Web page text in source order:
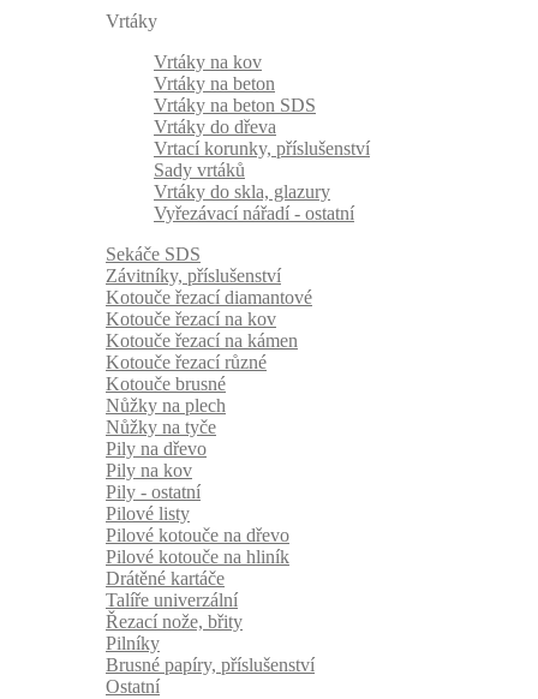
Vrtáky
Vrtáky na kov
Vrtáky na beton
Vrtáky na beton SDS
Vrtáky do dřeva
Vrtací korunky, příslušenství
Sady vrtáků
Vrtáky do skla, glazury
Vyřezávací nářadí - ostatní
Sekáče SDS
Závitníky, příslušenství
Kotouče řezací diamantové
Kotouče řezací na kov
Kotouče řezací na kámen
Kotouče řezací různé
Kotouče brusné
Nůžky na plech
Nůžky na tyče
Pily na dřevo
Pily na kov
Pily - ostatní
Pilové listy
Pilové kotouče na dřevo
Pilové kotouče na hliník
Drátěné kartáče
Talíře univerzální
Řezací nože, břity
Pilníky
Brusné papíry, příslušenství
Ostatní